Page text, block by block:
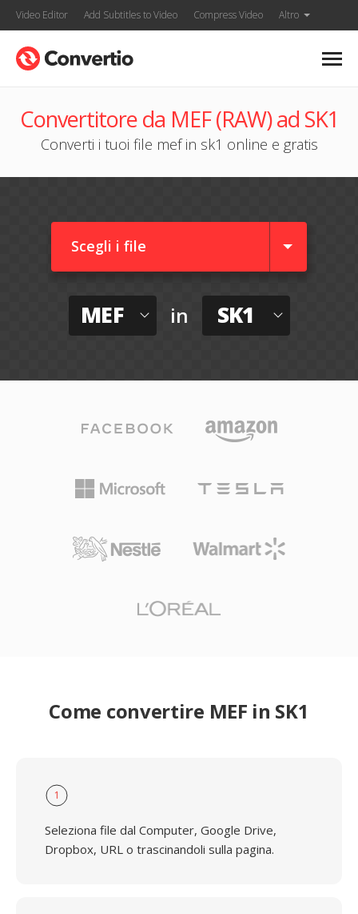
Video Editor Add Subtitles to Video Compress Video Altro
Convertitore da MEF (RAW) ad SK1
Converti i tuoi file mef in sk1 online e gratis
Scegli i file
MEF in SK1
Come convertire MEF in SK1
1
Seleziona file dal Computer, Google Drive,
Dropbox, URL o trascinandoli sulla pagina.